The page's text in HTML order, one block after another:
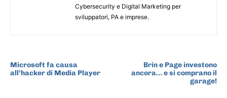
Cybersecurity e Digital Marketing per
sviluppatori, PA e imprese.
Microsoft fa causa
all’hacker di Media Player
Brin e Page investono
ancora… e si comprano il
garage!